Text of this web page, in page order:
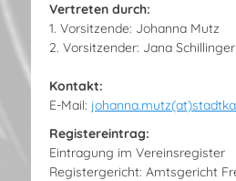
Vertreten durch:
1. Vorsitzende: Johanna Mutz
2. Vorsitzender: Jana Schillinger
Kontakt:
E-Mail:
Registereintrag:
Eintragung im Vereinsregister
Registergericht: Amtsgericht